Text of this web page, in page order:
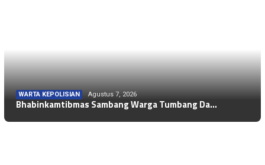
WARTA KEPOLISIAN Agustus 7, 2026
Bhabinkamtibmas Sambang Warga Tumbang Da…